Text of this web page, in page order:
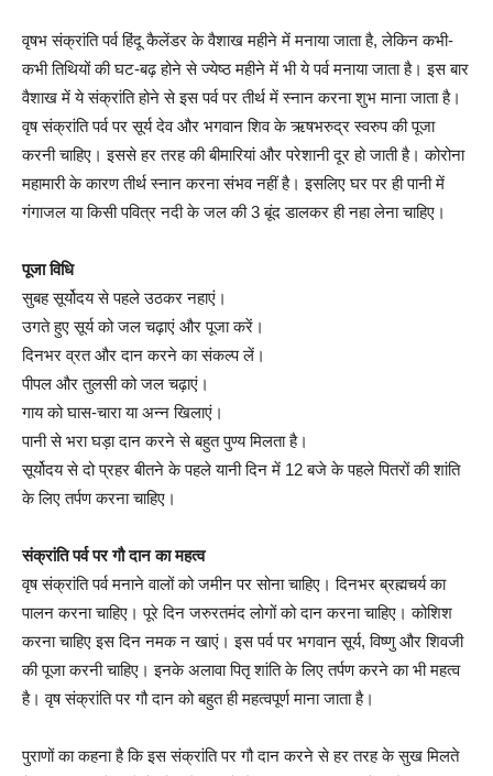
वृषभ संक्रांति पर्व हिंदू कैलेंडर के वैशाख महीने में मनाया जाता है, लेकिन कभी-
कभी तिथियों की घट-बढ़ होने से ज्येष्ठ महीने में भी ये पर्व मनाया जाता है। इस बार
वैशाख में ये संक्रांति होने से इस पर्व पर तीर्थ में स्नान करना शुभ माना जाता है।
वृष संक्रांति पर्व पर सूर्य देव और भगवान शिव के ऋषभरुद्र स्वरुप की पूजा
करनी चाहिए। इससे हर तरह की बीमारियां और परेशानी दूर हो जाती है। कोरोना
महामारी के कारण तीर्थ स्नान करना संभव नहीं है। इसलिए घर पर ही पानी में
गंगाजल या किसी पवित्र नदी के जल की 3 बूंद डालकर ही नहा लेना चाहिए।
पूजा विधि
सुबह सूर्योदय से पहले उठकर नहाएं।
उगते हुए सूर्य को जल चढ़ाएं और पूजा करें।
दिनभर व्रत और दान करने का संकल्प लें।
पीपल और तुलसी को जल चढ़ाएं।
गाय को घास-चारा या अन्न खिलाएं।
पानी से भरा घड़ा दान करने से बहुत पुण्य मिलता है।
सूर्योदय से दो प्रहर बीतने के पहले यानी दिन में 12 बजे के पहले पितरों की शांति
के लिए तर्पण करना चाहिए।
संक्रांति पर्व पर गौ दान का महत्व
वृष संक्रांति पर्व मनाने वालों को जमीन पर सोना चाहिए। दिनभर ब्रह्मचर्य का
पालन करना चाहिए। पूरे दिन जरुरतमंद लोगों को दान करना चाहिए। कोशिश
करना चाहिए इस दिन नमक न खाएं। इस पर्व पर भगवान सूर्य, विष्णु और शिवजी
की पूजा करनी चाहिए। इनके अलावा पितृ शांति के लिए तर्पण करने का भी महत्व
है। वृष संक्रांति पर गौ दान को बहुत ही महत्वपूर्ण माना जाता है।
पुराणों का कहना है कि इस संक्रांति पर गौ दान करने से हर तरह के सुख मिलते